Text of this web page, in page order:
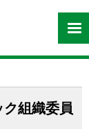
組織委員